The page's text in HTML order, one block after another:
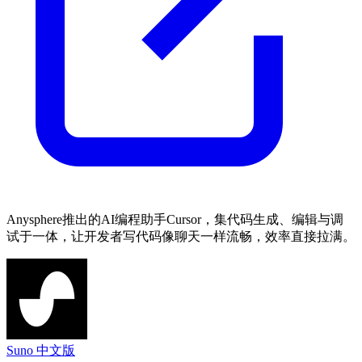
Anysphere推出的AI编程助手Cursor，集代码生成、编辑与调
试于一体，让开发者写代码像聊天一样流畅，效率直接拉满。
Suno 中文版